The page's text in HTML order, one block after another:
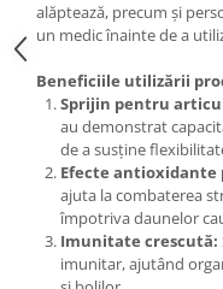
alăptează, precum și
un medic înainte de a
Beneficiile utilizării
Sprijin pentru
au demonstrat
de a susține
Efecte antioxidante
ajuta la combaterea
împotriva daunelor
Imunitate crescută:
imunitar, ajutând